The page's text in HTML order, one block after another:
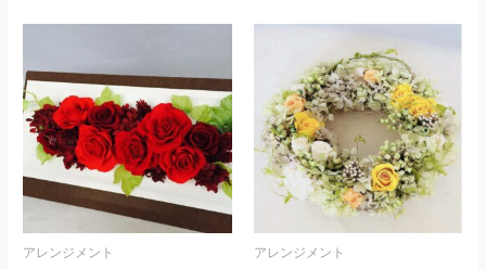
アレンジメント アレンジメント